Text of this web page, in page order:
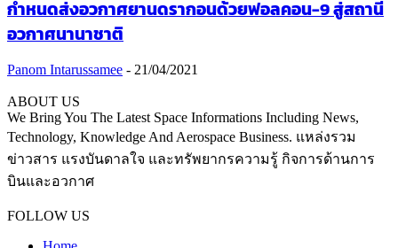
กำหนดส่งอวกาศยานดรากอนด้วยฟอลคอน-9 สู่สถานี
อวกาศนานาชาติ
Panom Intarussamee - 21/04/2021
ABOUT US
We Bring You The Latest Space Informations Including News,
Technology, Knowledge And Aerospace Business. แหล่งรวม
ข่าวสาร แรงบันดาลใจ และทรัพยากรความรู้ กิจการด้านการ
บินและอวกาศ
FOLLOW US